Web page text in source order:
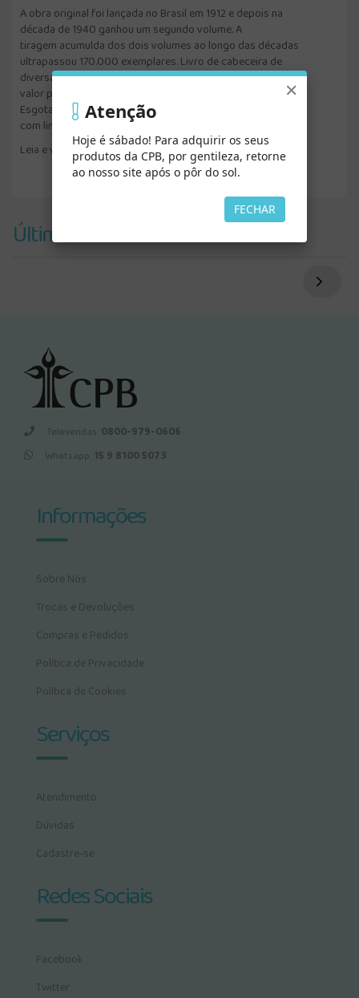
A obra original foi lançada no Brasil em 1912 e depois na
década de 1940 ganhou um segundo volume. A
tiragem acumulda dos dois volumes ao longo das décadas
ultrapassou 170.000 exemplares. Livro de cabeceira de
diversas gerações, Pérolas Esparsas contém histórias de
valor permanente, pelo seu conteúdo moral e espiritual.
Esgotado há muitos anos, ressurge em formato de bolso e
com linguagem atualizada.
Leia e viva as emoções dessas narrativas!
Últimos Vistos
Televendas: 0800-979-0606
Whatsapp: 15 9 8100 5073
Informações
Sobre Nós
Trocas e Devoluções
Compras e Pedidos
Política de Privacidade
Política de Cookies
Serviços
Atendimento
Dúvidas
Cadastre-se
Redes Sociais
Facebook
Twitter
×
Atenção
Hoje é sábado! Para adquirir os seus
produtos da CPB, por gentileza, retorne
ao nosso site após o pôr do sol.
FECHAR